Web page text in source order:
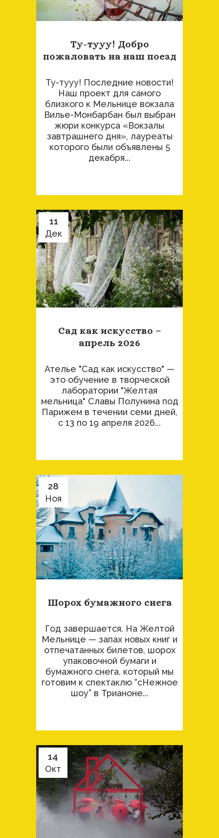
Ту-тууу! Добро
пожаловать на наш поезд
Ту-тууу! Последние новости!
Наш проект для самого
близкого к Мельнице вокзала
Вилье-Монбарбан был выбран
жюри конкурса «Вокзалы
завтрашнего дня», лауреаты
которого были объявлены 5
декабря...
11
Дек
Сад как искусство –
апрель 2026
Ателье "Сад как искусство" —
это обучение в творческой
лаборатории "Желтая
мельница" Славы Полунина под
Парижем в течении семи дней,
с 13 по 19 апреля 2026...
28
Ноя
Шорох бумажного снега
Год завершается. На Желтой
Мельнице — запах новых книг и
отпечатанных билетов, шорох
упаковочной бумаги и
бумажного снега, который мы
готовим к спектаклю “сНежное
шоу” в Трианоне...
14
Окт